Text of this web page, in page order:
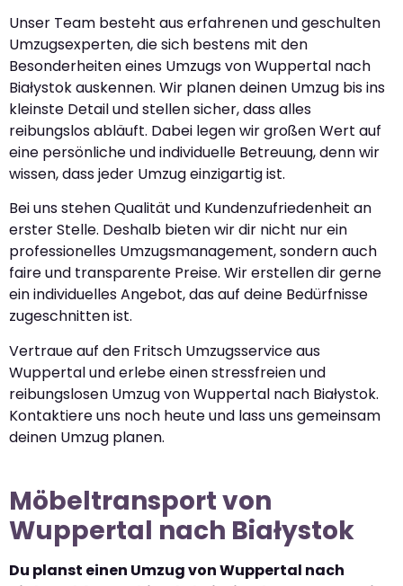
Unser Team besteht aus erfahrenen und geschulten
Umzugsexperten, die sich bestens mit den
Besonderheiten eines Umzugs von Wuppertal nach
Białystok auskennen. Wir planen deinen Umzug bis ins
kleinste Detail und stellen sicher, dass alles
reibungslos abläuft. Dabei legen wir großen Wert auf
eine persönliche und individuelle Betreuung, denn wir
wissen, dass jeder Umzug einzigartig ist.
Bei uns stehen Qualität und Kundenzufriedenheit an
erster Stelle. Deshalb bieten wir dir nicht nur ein
professionelles Umzugsmanagement, sondern auch
faire und transparente Preise. Wir erstellen dir gerne
ein individuelles Angebot, das auf deine Bedürfnisse
zugeschnitten ist.
Vertraue auf den Fritsch Umzugsservice aus
Wuppertal und erlebe einen stressfreien und
reibungslosen Umzug von Wuppertal nach Białystok.
Kontaktiere uns noch heute und lass uns gemeinsam
deinen Umzug planen.
Möbeltransport von
Wuppertal nach Białystok
Du planst einen Umzug von Wuppertal nach